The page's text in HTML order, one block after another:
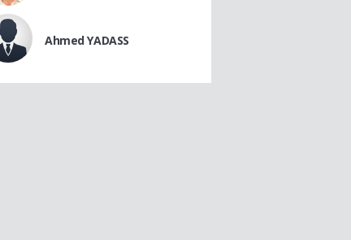
Ahmed YADASS